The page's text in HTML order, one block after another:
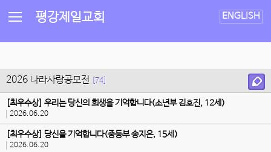
평강제일교회 ENGLISH
2026 나라사랑공모전 [74]
[최우수상] 우리는 당신의 희생을 기억합니다(소년부 김호진, 12세)
2026.06.20
[최우수상] 당신을 기억합니다(중등부 송지은, 15세)
2026.06.20